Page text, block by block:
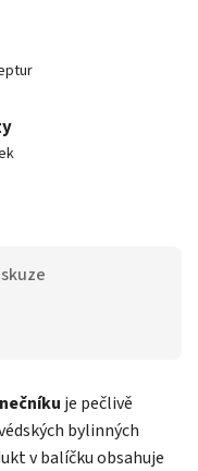
je pečlivě
bylinných
v balíčku obsahuje